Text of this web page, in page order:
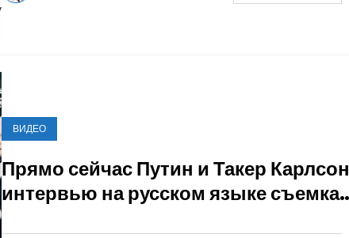
ВИДЕО
Прямо сейчас Путин и Такер Карлсон
интервью на русском языке съемка
Кремля прямо здесь на Ежов.ру